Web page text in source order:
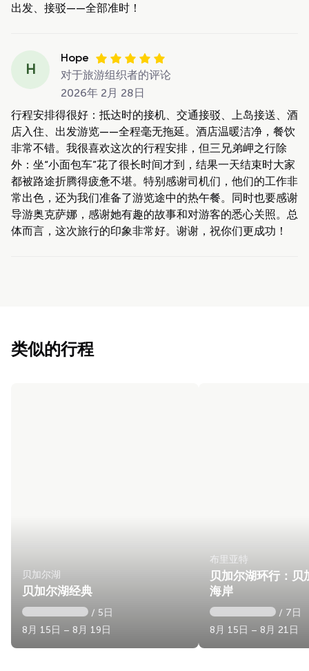
出发、接驳——全部准时！
H
Hope
对于旅游组织者的评论
2026年 2月 28日
行程安排得很好：抵达时的接机、交通接驳、上岛接送、酒
店入住、出发游览——全程毫无拖延。酒店温暖洁净，餐饮
非常不错。我很喜欢这次的行程安排，但三兄弟岬之行除
外：坐“小面包车”花了很长时间才到，结果一天结束时大家
都被路途折腾得疲惫不堪。特别感谢司机们，他们的工作非
常出色，还为我们准备了游览途中的热午餐。同时也要感谢
导游奥克萨娜，感谢她有趣的故事和对游客的悉心关照。总
体而言，这次旅行的印象非常好。谢谢，祝你们更成功！
类似的行程
贝加尔湖
贝加尔湖经典
/ 5日
8月 15日 – 8月 19日
布里亚特
贝加尔湖环行：贝
海岸
/ 7日
8月 15日 – 8月 21日